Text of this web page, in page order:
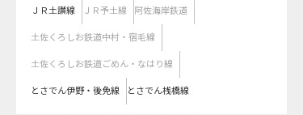
ＪＲ土讃線 ＪＲ予土線 阿佐海岸鉄道
土佐くろしお鉄道中村・宿毛線
土佐くろしお鉄道ごめん・なはり線
とさでん伊野・後免線 とさでん桟橋線